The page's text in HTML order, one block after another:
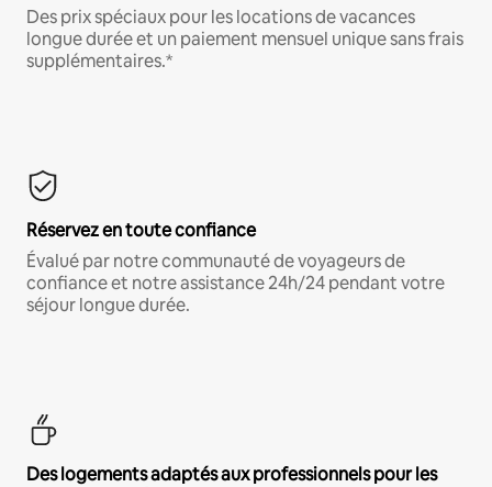
Des prix spéciaux pour les locations de vacances
longue durée et un paiement mensuel unique sans frais
supplémentaires.*
Réservez en toute confiance
Évalué par notre communauté de voyageurs de
confiance et notre assistance 24h/24 pendant votre
séjour longue durée.
Des logements adaptés aux professionnels pour les